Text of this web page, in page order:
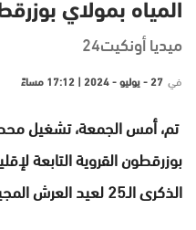
المياه بمولاي
ميديا أونكيت24
في 27 - يوليو - 2024 | 17:12 مساءً
تم، أمس الجمعة، تشغيل
بوزرقطون القروية التابعة
الذكرى الـ25 لعيد العرش المجيد.